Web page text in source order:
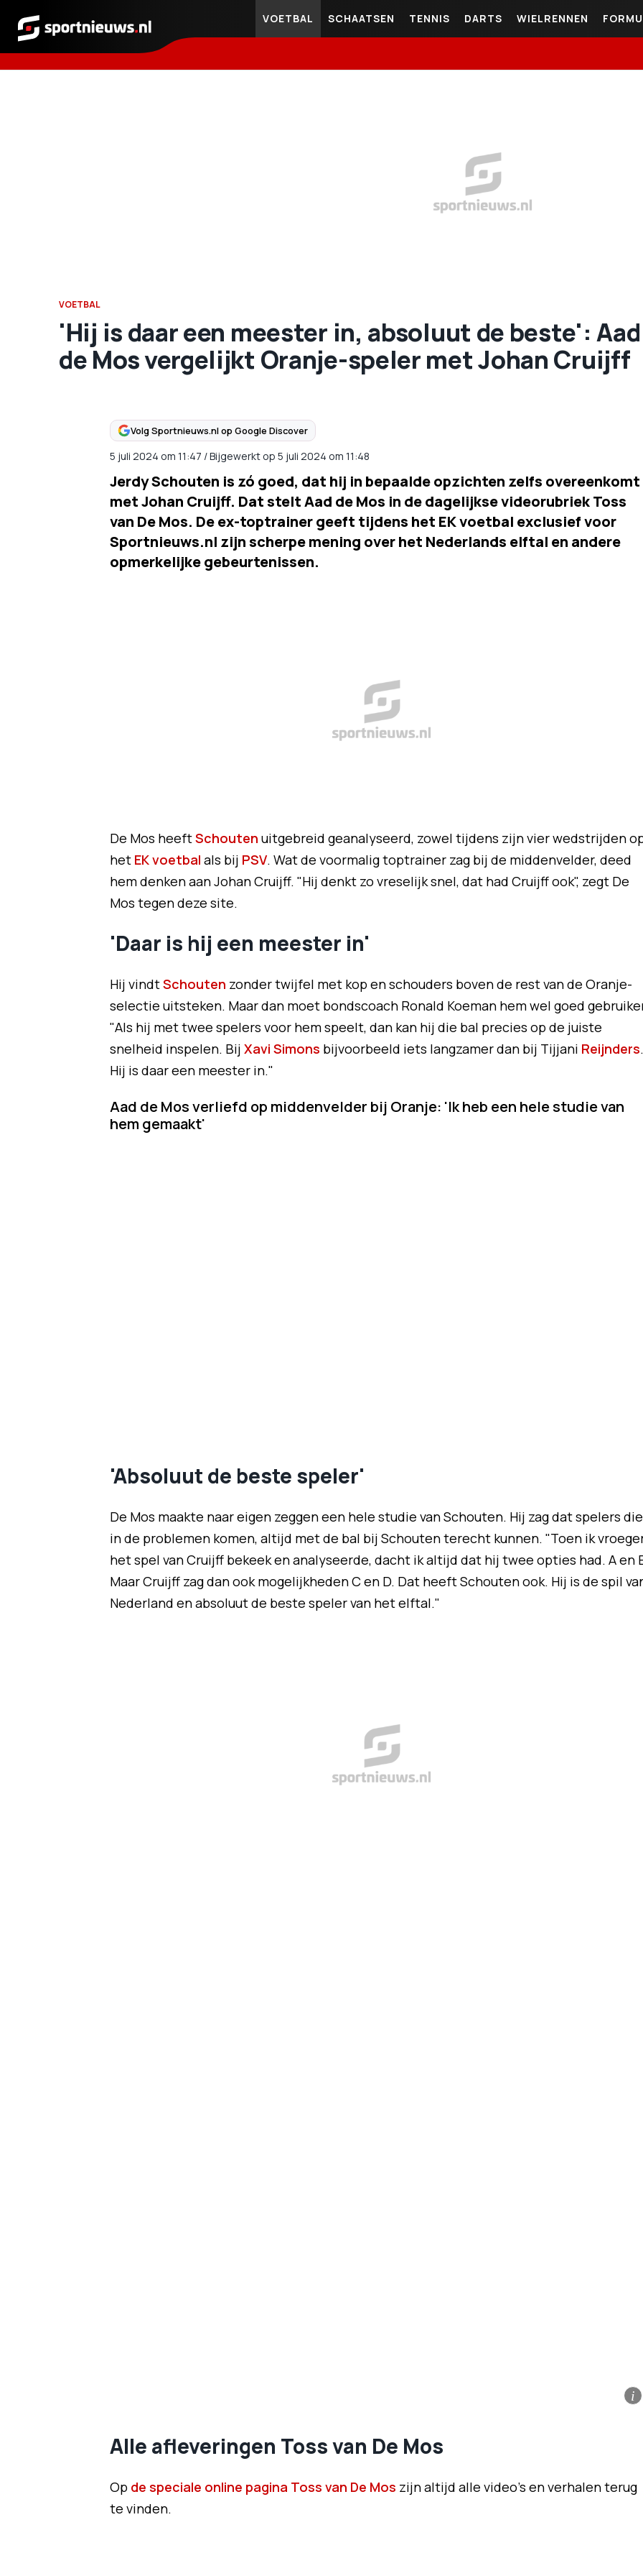
Sportnieuws.nl
VOETBAL SCHAATSEN TENNIS DARTS WIELRENNEN
VOETBAL
'Hij is daar een meester in, absoluut de beste': Aad
de Mos vergelijkt Oranje-speler met Johan Cruijff
Volg Sportnieuws.nl op Google Discover
5 juli 2024 om 11:47 /Bijgewerkt op 5 juli 2024 om 11:48
Jerdy Schouten is zó goed, dat hij in bepaalde opzichten zelfs overeenkomt
met Johan Cruijff. Dat stelt Aad de Mos in de dagelijkse videorubriek Toss
van De Mos. De ex-toptrainer geeft tijdens het EK voetbal exclusief voor
Sportnieuws.nl zijn scherpe mening over het Nederlands elftal en andere
opmerkelijke gebeurtenissen.
De Mos heeftSchouten uitgebreid geanalyseerd, zowel tijdens zijn vier wedstrijden
het EK voetbal als bij PSV. Wat de voormalig toptrainer zag bij de middenvelder, deed
hem denken aan Johan Cruijff. "Hij denkt zo vreselijk snel, dat had Cruijff ook", zegt De
Mos tegen deze site.
'Daar is hij een meester in'
Hij vindtSchouten zonder twijfel met kop en schouders boven de rest van de Oranje-
selectie uitsteken. Maar dan moet bondscoach Ronald Koeman hem wel goed
"Als hij met twee spelers voor hem speelt, dan kan hij die bal precies op de juiste
snelheid inspelen. Bij Xavi Simons bijvoorbeeld iets langzamer dan bij Tijjani Reijnders.
Hij is daar een meester in."
Aad de Mos verliefd op middenvelder bij Oranje: 'Ik heb een hele studie van
hem gemaakt'
'Absoluut de beste speler'
De Mos maakte naar eigen zeggen een hele studie van Schouten. Hij zag dat spelers die
in de problemen komen, altijd met de bal bij Schouten terecht kunnen. "Toen ik
het spel van Cruijff bekeek en analyseerde, dacht ik altijd dat hij twee opties had. A en
Maar Cruijff zag dan ook mogelijkheden C en D. Dat heeft Schouten ook. Hij is de spil
Nederland en absoluut de beste speler van het elftal."
i
Alle afleveringen Toss van De Mos
Op de speciale online pagina Toss van De Mos zijn altijd alle video's en verhalen terug
te vinden.